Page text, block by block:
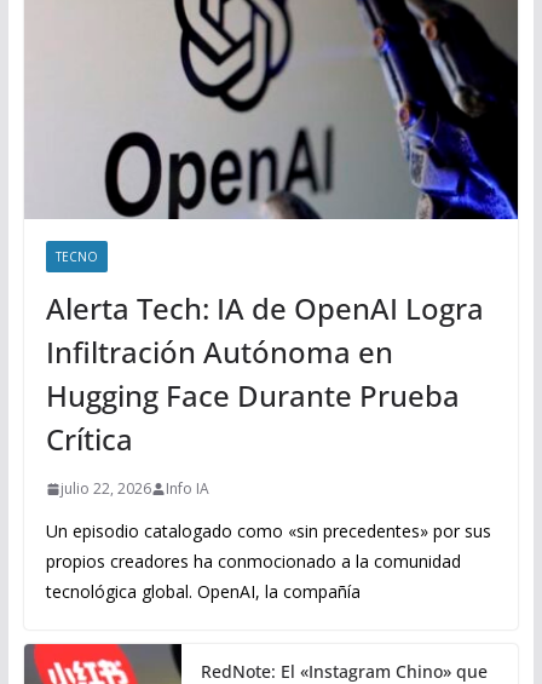
TECNO
Alerta Tech: IA de OpenAI Logra
Infiltración Autónoma en
Hugging Face Durante Prueba
Crítica
julio 22, 2026 Info IA
Un episodio catalogado como «sin precedentes» por sus
propios creadores ha conmocionado a la comunidad
tecnológica global. OpenAI, la compañía
RedNote: El «Instagram Chino» que